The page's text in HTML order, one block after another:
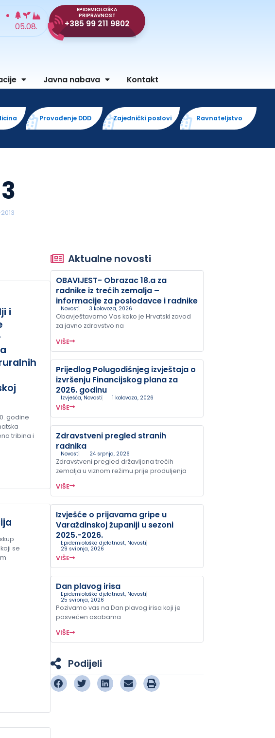
05.08.
EPIDEMIOLOŠKA
PRIPRAVNOST
+385 99 211 9802
Javna nabava Kontakt
Provođenje DDD Zajednički poslovi Ravnateljstvo
i
godine
tribina i
se
Aktualne novosti
OBAVIJEST- Obrazac 18.a za
radnike iz trećih zemalja –
informacije za poslodavce i radnike
Novosti 3 kolovoza, 2026
Obavještavamo Vas kako je Hrvatski zavod
za javno zdravstvo na
VIŠE
Prijedlog Polugodišnjeg izvještaja o
izvršenju Financijskog plana za
2026. godinu
Izvješća, Novosti 1 kolovoza, 2026
VIŠE
Zdravstveni pregled stranih
radnika
Novosti 24 srpnja, 2026
Zdravstveni pregled državljana trećih
zemalja u viznom režimu prije produljenja
VIŠE
Izvješće o prijavama gripe u
Varaždinskoj županiji u sezoni
2025.-2026.
Epidemiološka djelatnost, Novosti
29 svibnja, 2026
VIŠE
Dan plavog irisa
Epidemiološka djelatnost, Novosti
25 svibnja, 2026
Pozivamo vas na Dan plavog irisa koji je
posvećen osobama
VIŠE
Podijeli